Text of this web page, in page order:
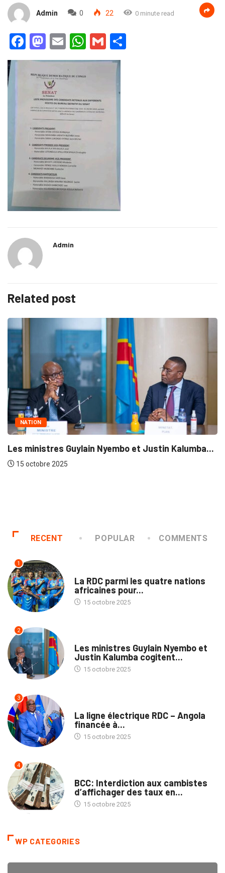
Admin 0 22 0 minute read
Facebook
Mastodon
EmailWhatsApp
Gmail
Admin
Related post
et Justin Kalumba...
RECENT POPULAR COMMENTS
1
La RDC parmi les quatre nations
africaines pour...
15 octobre 2025
2
Les ministres Guylain Nyembo et
Justin Kalumba cogitent...
15 octobre 2025
3
La ligne électrique RDC – Angola
financée à...
15 octobre 2025
4
BCC: Interdiction aux cambistes
d’affichager des taux en...
15 octobre 2025
WP CATEGORIES